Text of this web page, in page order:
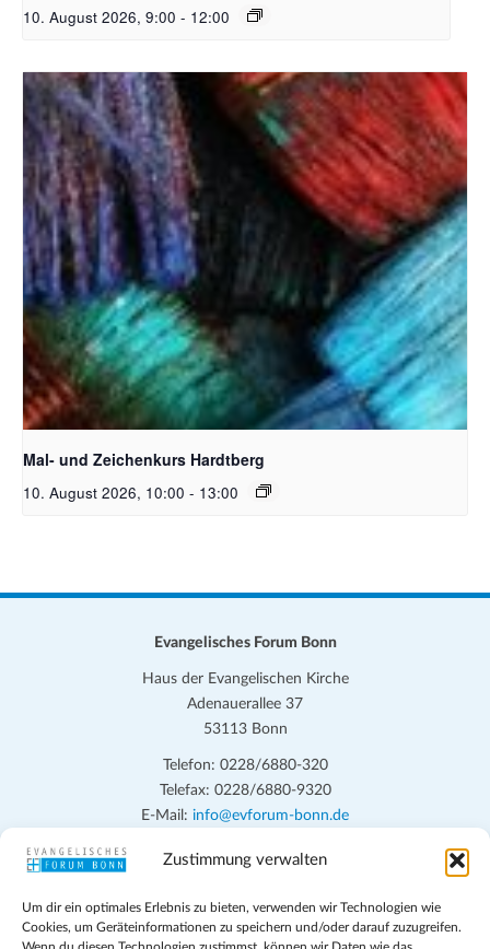
Zustimmung verwalten
Um dir ein optimales Erlebnis zu bieten, verwenden wir Technologien wie
Cookies, um Geräteinformationen zu speichern und/oder darauf zuzugreifen.
10. August 2026, 9:00 - 12:00
Unsplash_RhondaK Native Florida Folk Artist
Mal- und Zeichenkurs Hardtberg
10. August 2026, 10:00 - 13:00
Evangelisches Forum Bonn
Haus der Evangelischen Kirche
Adenauerallee 37
53113 Bonn
Telefon: 0228/6880-320
Telefax: 0228/6880-9320
E-Mail: info@evforum-bonn.de
Das Evangelische Forum Bonn will in seinen zentralen
persönlichen, beruflichen, kirchlichen und öffentlichen Lebens
eingehen, zu offener Begegnung und ehrlicher Auseinandersetzung